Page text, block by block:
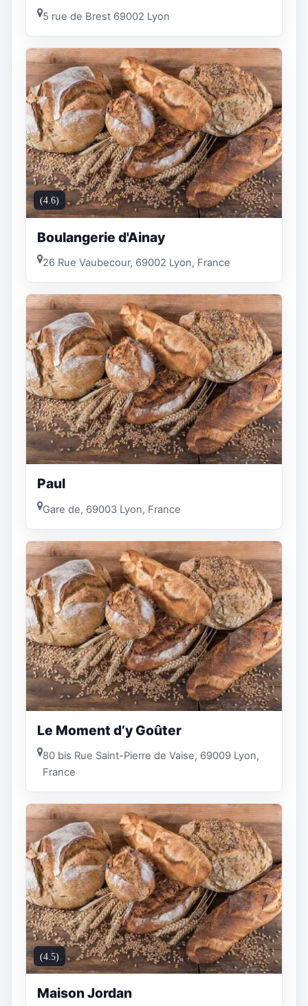
5 rue de Brest 69002 Lyon
(4.6)
Boulangerie d'Ainay
26 Rue Vaubecour, 69002 Lyon, France
Paul
Gare de, 69003 Lyon, France
Le Moment d’y Goûter
80 bis Rue Saint-Pierre de Vaise, 69009 Lyon,
France
(4.5)
Maison Jordan